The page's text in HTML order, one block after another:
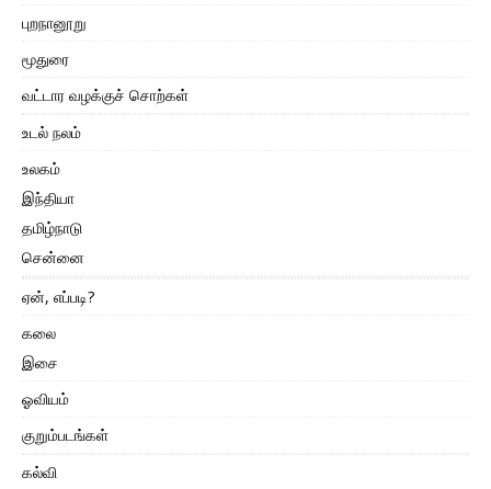
புறநானூறு
மூதுரை
வட்டார வழக்குச் சொற்கள்
உடல் நலம்
உலகம்
இந்தியா
தமிழ்நாடு
சென்னை
ஏன், எப்படி?
கலை
இசை
ஓவியம்
குறும்படங்கள்
கல்வி